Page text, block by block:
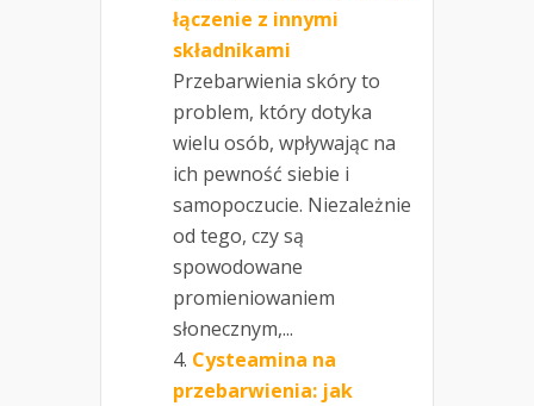
łączenie z innymi
składnikami
Przebarwienia skóry to
problem, który dotyka
wielu osób, wpływając na
ich pewność siebie i
samopoczucie. Niezależnie
od tego, czy są
spowodowane
promieniowaniem
słonecznym,...
Cysteamina na
przebarwienia: jak